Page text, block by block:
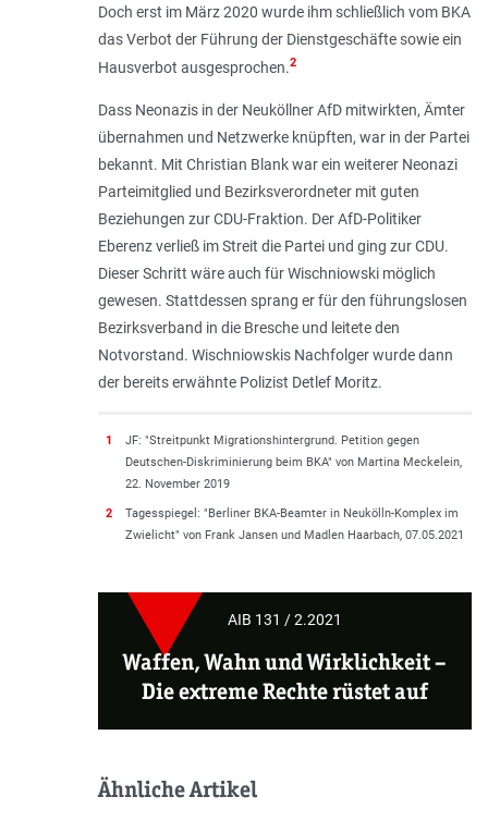
Doch erst im März 2020 wurde ihm schließlich vom BKA
das Verbot der Führung der Dienstgeschäfte sowie ein
Hausverbot ausgesprochen.2
Dass Neonazis in der Neuköllner AfD mitwirkten, Ämter
übernahmen und Netzwerke knüpften, war in der Partei
bekannt. Mit Christian Blank war ein weiterer Neonazi
Parteimitglied und Bezirksverordneter mit guten
Beziehungen zur CDU-Fraktion. Der AfD-Politiker
Eberenz verließ im Streit die Partei und ging zur CDU.
Dieser Schritt wäre auch für Wischniowski möglich
gewesen. Stattdessen sprang er für den führungslosen
Bezirksverband in die Bresche und leitete den
Notvorstand. Wischniowskis Nachfolger wurde dann
der bereits erwähnte Polizist Detlef Moritz.
1
JF: "Streitpunkt Migrationshintergrund. Petition gegen
Deutschen-Diskriminierung beim BKA" von Martina Meckelein,
22. November 2019
2
Tagesspiegel: "Berliner BKA-Beamter in Neukölln-Komplex im
Zwielicht" von Frank Jansen und Madlen Haarbach, 07.05.2021
AIB 131 / 2.2021
Waffen, Wahn und Wirklichkeit –
Die extreme Rechte rüstet auf
Ähnliche Artikel